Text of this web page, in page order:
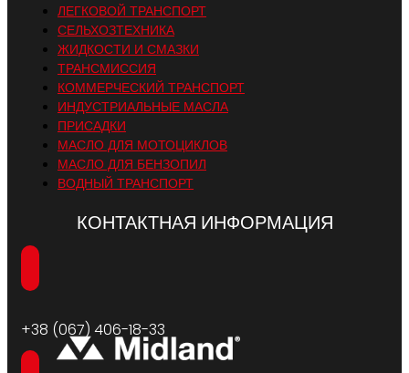
ЛЕГКОВОЙ ТРАНСПОРТ
СЕЛЬХОЗТЕХНИКА
ЖИДКОСТИ И СМАЗКИ
ТРАНСМИССИЯ
КОММЕРЧЕСКИЙ ТРАНСПОРТ
ИНДУСТРИАЛЬНЫЕ МАСЛА
ПРИСАДКИ
МАСЛО ДЛЯ МОТОЦИКЛОВ
МАСЛО ДЛЯ БЕНЗОПИЛ
ВОДНЫЙ ТРАНСПОРТ
КОНТАКТНАЯ ИНФОРМАЦИЯ
+38 (067) 406-18-33